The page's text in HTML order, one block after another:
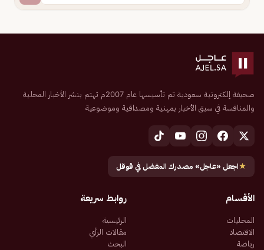
صحيفة إلكترونية سعودية تم تأسيسها عام 2007م تهتم بنشر الأخبار المحلية
والمنافسة في سبق الأخبار بمهنية ومصداقية وموضوعية
★اجعل «عاجل» مصدرك المفضل في قوقل
الأقسام
المحليات
الاقتصاد
رياضة
روابط سريعة
الرئيسية
مقالات الرأي
البحث